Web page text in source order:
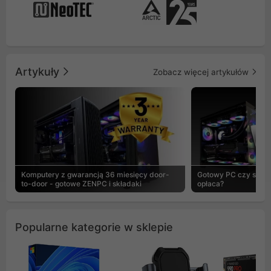
Artykuły Zobacz więcej artykułów
Komputery z gwarancją 36 miesięcy door-
to-door - gotowe ZENPC i składaki
Gotowy PC czy
opłaca?
Popularne kategorie w sklepie